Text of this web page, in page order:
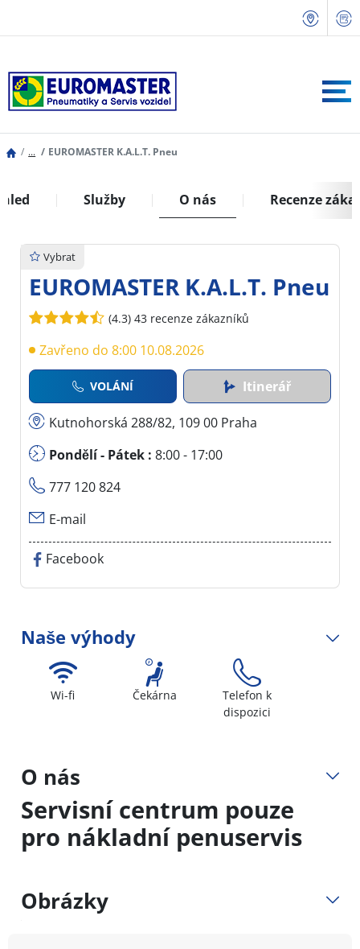
... EUROMASTER K.A.L.T. Pneu
Služby O nás Recenze
Vybrat
EUROMASTER K.A.L.T. Pneu
(4.3) 43 recenze zákazníků
Zavřeno do 8:00 10.08.2026
VOLÁNÍ Itinerář
Kutnohorská 288/82, 109 00 Praha
Pondělí - Pátek : 8:00 - 17:00
777 120 824
E-mail
Facebook
Naše výhody
Wi-fi Čekárna
Telefon k
dispozici
O nás
Servisní centrum pouze
pro nákladní penuservis
Obrázky